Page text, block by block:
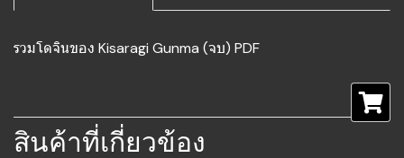
รวมโดจินของ Kisaragi Gunma (จบ) PDF
สินค้าที่เกี่ยวข้อง